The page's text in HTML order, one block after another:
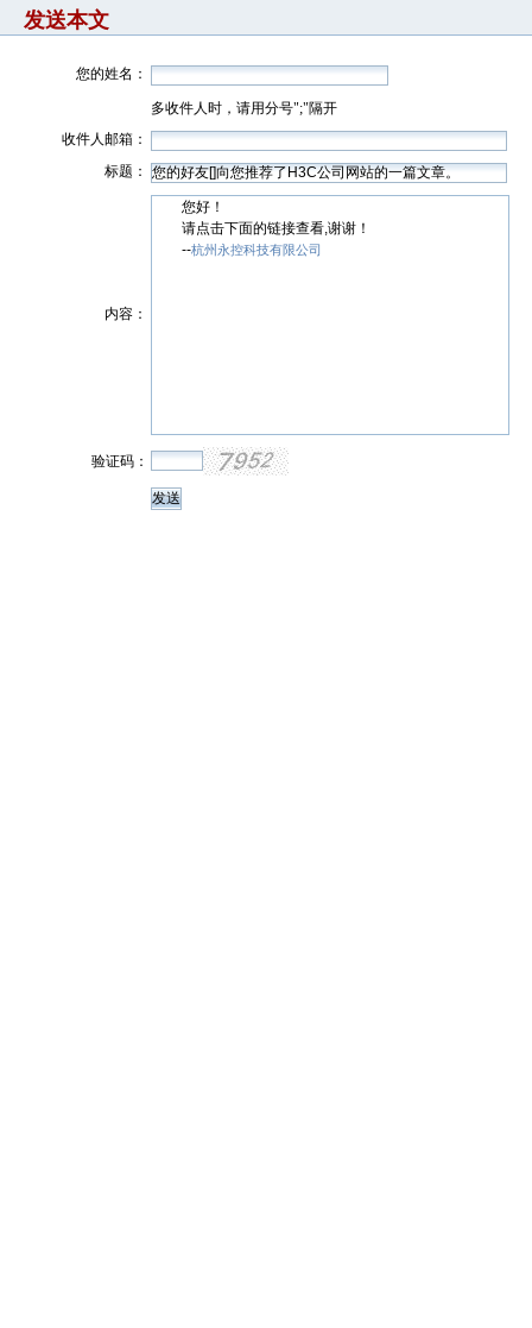
发送本文
您的姓名：
多收件人时，请用分号";"隔开
收件人邮箱：
标题：
内容：
您好！
请点击下面的链接查看,谢谢！
--杭州永控科技有限公司
验证码：